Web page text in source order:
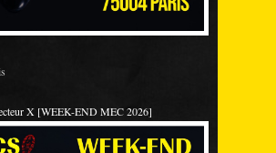
X [WEEK-END MEC 2026]